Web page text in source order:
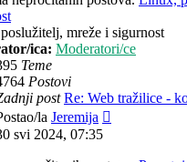
mreže i sigurnost
ica: Moderatori/ce
Teme
Postovi
post Re: Web tražilice -
la Jeremija
svi 2024, 07:35